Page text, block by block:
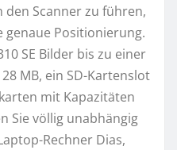
Scanner zu führen,
genaue Positionierung.
SE Bilder bis zu einer
MB, ein SD-Kartenslot
mit Kapazitäten
Sie völlig unabhängig
Rechner Dias,